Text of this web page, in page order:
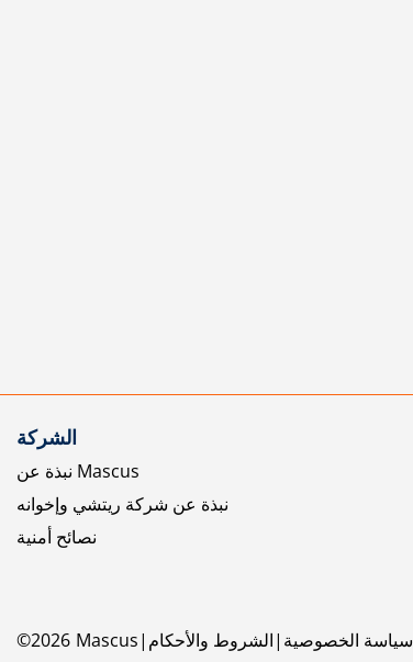
الشركة
نبذة عن Mascus
نبذة عن شركة ريتشي وإخوانه
نصائح أمنية
©2026 Mascus الشروط والأحكام سياسة الخصوصية